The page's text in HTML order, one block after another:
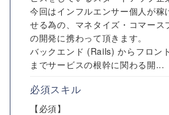
今回はインフルエンサー個人が稼
せる為の、マネタイズ・コマース
の開発に携わって頂きます。
バックエンド (Rails) からフロン
までサービスの根幹に関わる開...
必須スキル
【必須】